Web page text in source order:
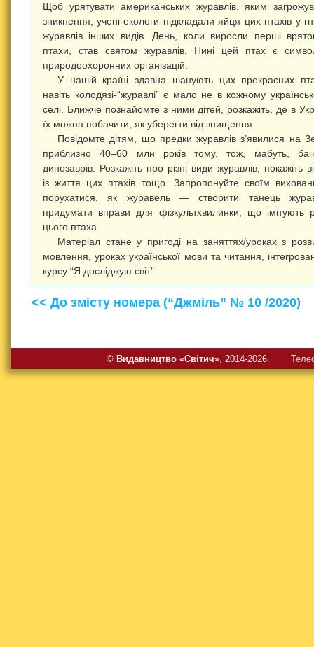
Щоб урятувати американських журавлів, яким
зникнення, учені-екологи підкладали яйця цих птахів у
журавлів інших видів. День, коли виросли перші
птахи, став святом журавлів. Нині цей птах є
природоохоронних організацій.
У нашій країні здавна шанують цих прекрасних
навіть колодязі-“журавлі” є мало не в кожному
селі. Ближче познайомте з ними дітей, розкажіть, де в
їх можна побачити, як уберегти від знищення.
Повідомте дітям, що предки журавлів з’явилися на
приблизно 40–60 млн років тому, тож, мабуть,
динозаврів. Розкажіть про різні види журавлів, покажіть
із життя цих птахів тощо. Запропонуйте своїм
порухатися, як журавель — створити танець
придумати вправи для фізкультхвилинки, що імітують
цього птаха.
Матеріал стане у пригоді на заняттях/уроках з
мовлення, уроках української мови та читання,
курсу “Я досліджую світ”.
<< До змісту номера (“Джміль” № 10 /2020)
© Видавництво «Свiтич», 2014-2026.